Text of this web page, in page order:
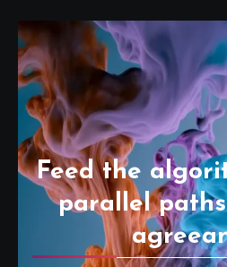
Feed the
parallel